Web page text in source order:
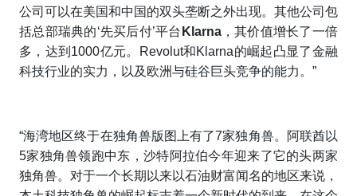
公司可以在美国和中国的双头垄断之外出现。其他公司包
括总部瑞典的‘先买后付’平台 Klarna，其价值增长了一倍
多，达到1000亿元。Revolut和Klarna的崛起凸显了金融
科技行业的实力，以及欧洲与硅谷巨头竞争的能力。”
“海湾地区终于在独角兽版图上有了7家独角兽。阿联酋以
5家独角兽领跑中东，沙特阿拉伯今年迎来了它的头两家
独角兽。对于一个长期以来以石油财富闻名的地区来说，